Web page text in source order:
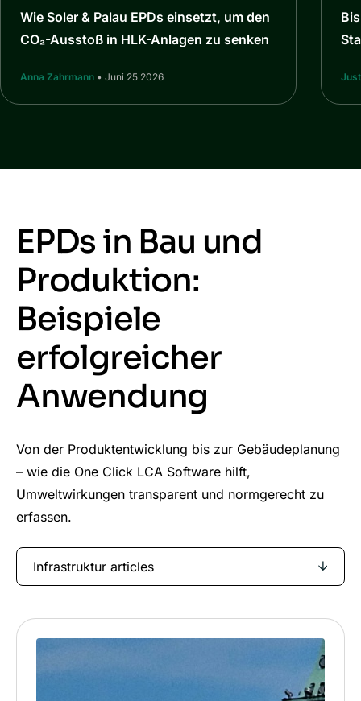
Wie Soler & Palau EPDs einsetzt, um den
CO₂-Ausstoß in HLK-Anlagen zu senken
Anna Zahrmann • Juni 25 2026
EPDs in Bau und
Produktion:
Beispiele
erfolgreicher
Anwendung
Von der Produktentwicklung bis zur Gebäudeplanung
– wie die One Click LCA Software hilft,
Umweltwirkungen transparent und normgerecht zu
erfassen.
Infrastruktur articles